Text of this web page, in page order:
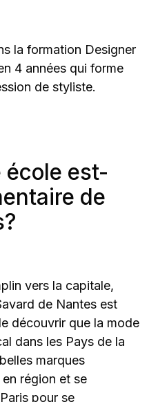
la formation Designer
4 années qui forme
de styliste.
école est-
de
vers la capitale,
de Nantes est
découvrir que la mode
dans les Pays de la
marques
région et se
pour se